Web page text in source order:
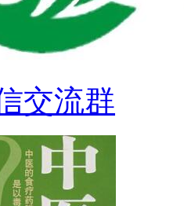
交流群